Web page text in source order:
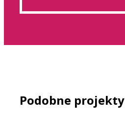
Podobne projekty